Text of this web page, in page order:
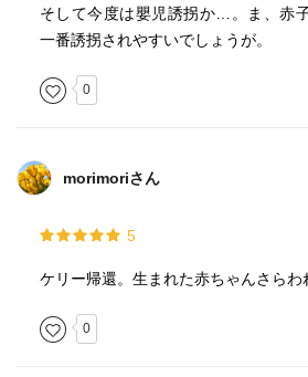
そして今度は嬰児誘拐か…。ま、赤
一番誘拐されやすいでしょうが。
0
morimoriさん
5
ケリー帰還。生まれた赤ちゃんさらわ
0